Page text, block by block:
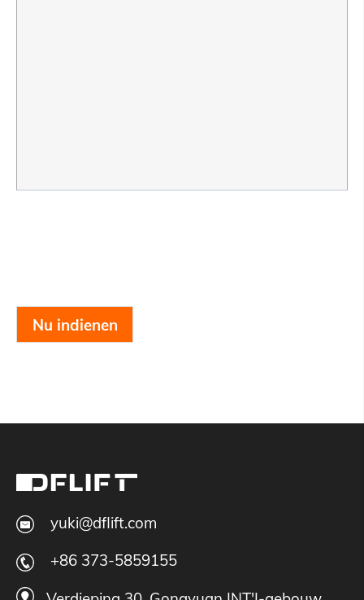
Nu indienen
yuki@dflift.com
+86 373-5859155